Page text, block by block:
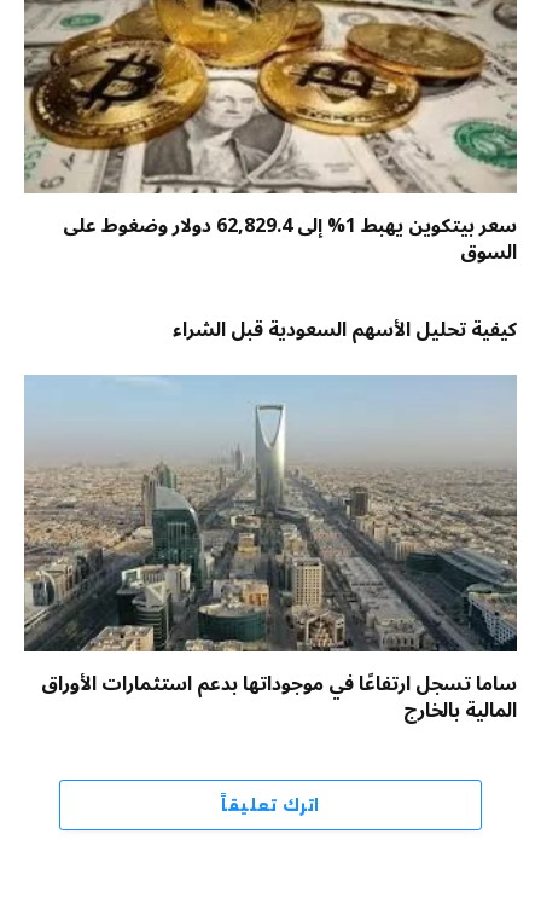
سعر بيتكوين يهبط 1% إلى 62,829.4 دولار وضغوط على
السوق
كيفية تحليل الأسهم السعودية قبل الشراء
ساما تسجل ارتفاعًا في موجوداتها بدعم استثمارات الأوراق
المالية بالخارج
اترك تعليقاً